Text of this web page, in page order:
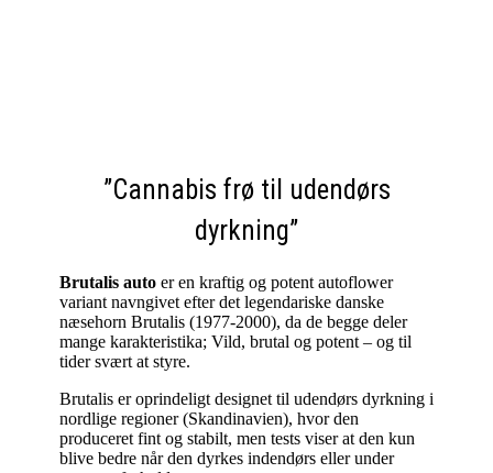
”Cannabis frø til udendørs
dyrkning”
Brutalis auto er en kraftig og potent autoflower
variant navngivet efter det legendariske danske
næsehorn Brutalis (1977-2000), da de begge deler
mange karakteristika; Vild, brutal og potent – og til
tider svært at styre.
Brutalis er oprindeligt designet til udendørs dyrkning i
nordlige regioner (Skandinavien), hvor den
produceret fint og stabilt, men tests viser at den kun
blive bedre når den dyrkes indendørs eller under